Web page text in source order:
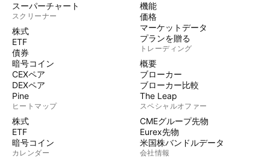
スーパーチャート
スクリーナー
株式
ETF
債券
暗号コイン
CEXペア
DEXペア
Pine
ヒートマップ
株式
ETF
暗号コイン
カレンダー
機能
価格
マーケットデータ
プランを贈る
トレーディング
概要
ブローカー
ブローカー比較
The Leap
スペシャルオファー
CMEグループ先物
Eurex先物
米国株バンドルデータ
会社情報